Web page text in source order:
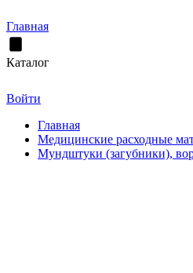
Главная
Каталог
Войти
Главная
Медицинские расходные
Мундштуки (загубники),